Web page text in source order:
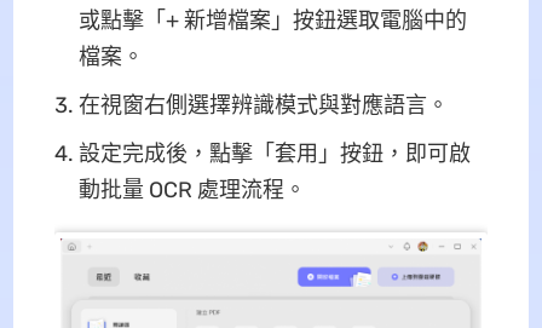
或點擊「+ 新增檔案」按鈕選取電腦中的
檔案。
在視窗右側選擇辨識模式與對應語言。
設定完成後，點擊「套用」按鈕，即可啟
動批量 OCR 處理流程。